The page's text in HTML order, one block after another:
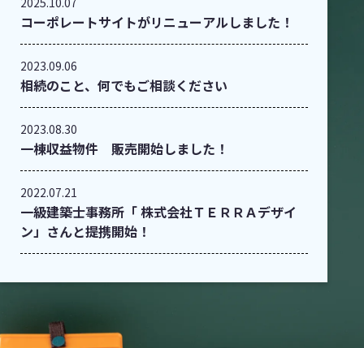
コーポレートサイトがリニューアルしました！
2023.09.06
相続のこと、何でもご相談ください
2023.08.30
一棟収益物件 販売開始しました！
2022.07.21
一級建築士事務所「 株式会社ＴＥＲＲＡデザイ
ン」さんと提携開始！